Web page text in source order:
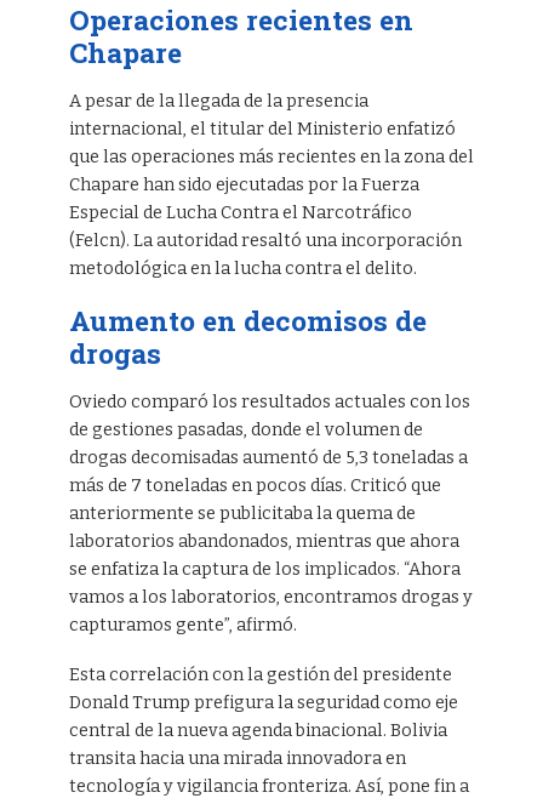
Operaciones recientes en
Chapare
A pesar de la llegada de la presencia
internacional, el titular del Ministerio enfatizó
que las operaciones más recientes en la zona del
Chapare han sido ejecutadas por la Fuerza
Especial de Lucha Contra el Narcotráfico
(Felcn). La autoridad resaltó una incorporación
metodológica en la lucha contra el delito.
Aumento en decomisos de
drogas
Oviedo comparó los resultados actuales con los
de gestiones pasadas, donde el volumen de
drogas decomisadas aumentó de 5,3 toneladas a
más de 7 toneladas en pocos días. Criticó que
anteriormente se publicitaba la quema de
laboratorios abandonados, mientras que ahora
se enfatiza la captura de los implicados. “Ahora
vamos a los laboratorios, encontramos drogas y
capturamos gente”, afirmó.
Esta correlación con la gestión del presidente
Donald Trump prefigura la seguridad como eje
central de la nueva agenda binacional. Bolivia
transita hacia una mirada innovadora en
tecnología y vigilancia fronteriza. Así, pone fin a